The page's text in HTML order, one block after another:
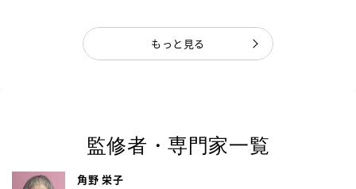
もっと見る
監修者・専門家一覧
角野 栄子